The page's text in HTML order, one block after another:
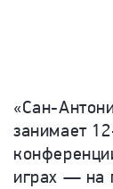
«Сан-
занимает
играх — на